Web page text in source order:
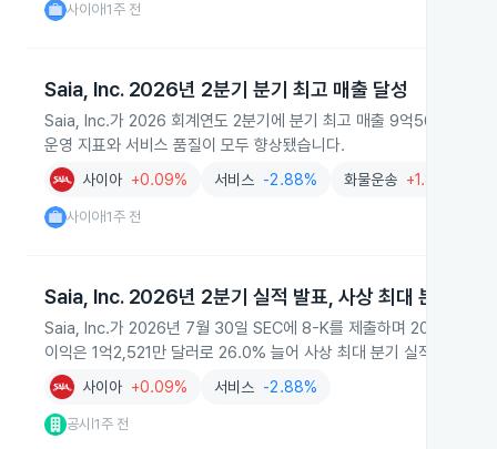
사이아|1주 전
Saia, Inc. 2026년 2분기 분기 최고 매출 달성
Saia, Inc.가 2026 회계연도 2분기에 분기 최고 매출 9억5650만 달
운영 지표와 서비스 품질이 모두 향상됐습니다.
사이아 +0.09% 서비스 -2.88% 화물운송 +1.83%
사이아|1주 전
Saia, Inc. 2026년 2분기 실적 발표, 사상 최대 분기 실적
Saia, Inc.가 2026년 7월 30일 SEC에 8-K를 제출하며 2026년 2분
이익은 1억2,521만 달러로 26.0% 늘어 사상 최대 분기 실적을 기록
사이아 +0.09% 서비스 -2.88%
공시 |1주 전